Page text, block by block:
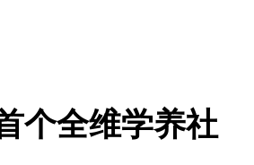
个全维学养社